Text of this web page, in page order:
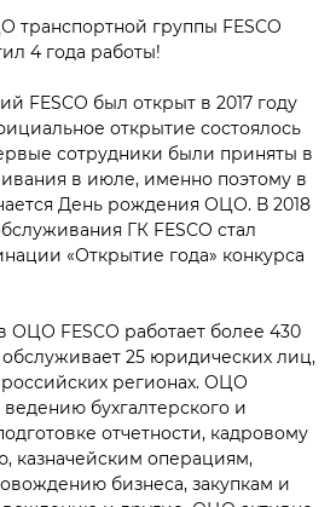
транспортной группы FESCO
4 года работы!
FESCO был открыт в 2017 году
открытие состоялось
сотрудники были приняты в
в июле, именно поэтому в
День рождения ОЦО. В 2018
ГК FESCO стал
«Открытие года» конкурса
ОЦО FESCO работает более 430
25 юридических лиц,
регионах. ОЦО
бухгалтерского и
отчетности, кадровому
казначейским операциям,
бизнеса, закупкам и